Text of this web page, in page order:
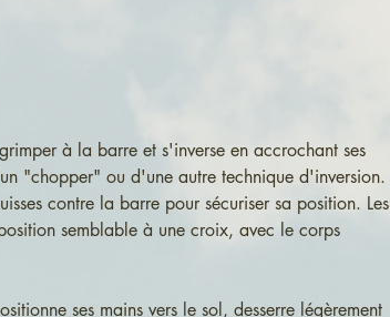
à la barre et s'inverse en accrochant ses
"chopper" ou d'une autre technique d'inversion.
contre la barre pour sécuriser sa position. Les
semblable à une croix, avec le corps
ses mains vers le sol, desserre légèrement